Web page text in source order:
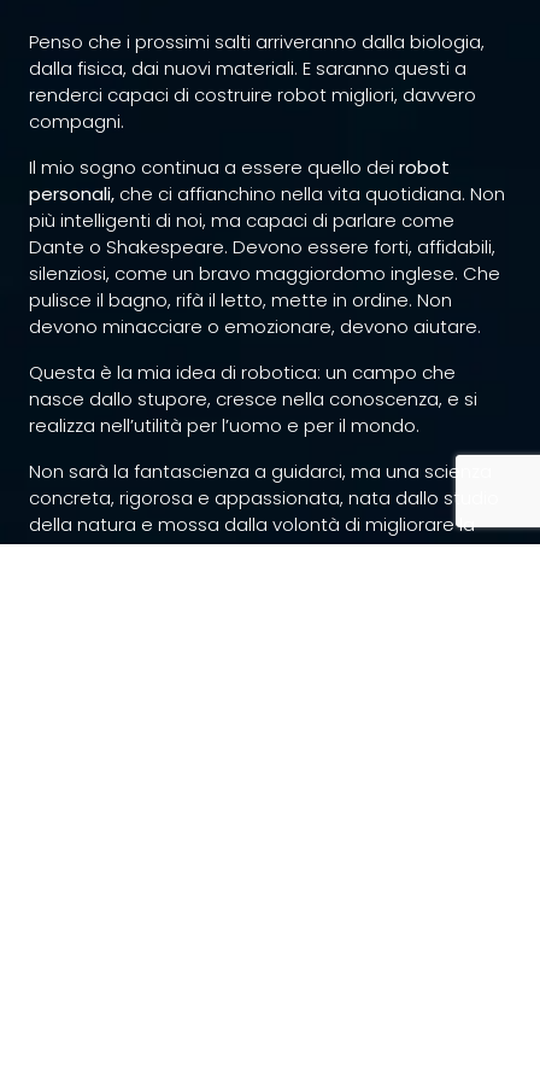
Penso che i prossimi salti arriveranno dalla biologia,
dalla fisica, dai nuovi materiali. E saranno questi a
renderci capaci di costruire robot migliori, davvero
compagni.
Il mio sogno continua a essere quello dei robot
personali, che ci affianchino nella vita quotidiana. Non
più intelligenti di noi, ma capaci di parlare come
Dante o Shakespeare. Devono essere forti, affidabili,
silenziosi, come un bravo maggiordomo inglese. Che
pulisce il bagno, rifà il letto, mette in ordine. Non
devono minacciare o emozionare, devono aiutare.
Questa è la mia idea di robotica: un campo che
nasce dallo stupore, cresce nella conoscenza, e si
realizza nell’utilità per l’uomo e per il mondo.
Non sarà la fantascienza a guidarci, ma una scienza
concreta, rigorosa e appassionata, nata dallo studio
della natura e mossa dalla volontà di migliorare la
condizione umana.